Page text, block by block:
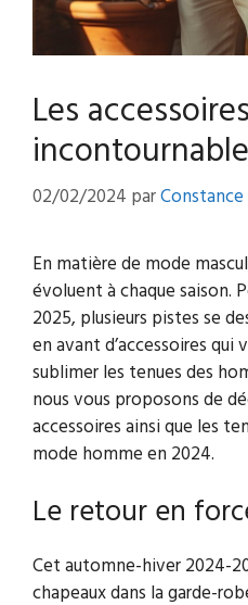
Les
02/02/2024 par
En matière de mode
évoluent à chaque saison.
2025, plusieurs pistes se
en avant d’accessoires
sublimer les tenues des
nous vous proposons de
accessoires ainsi que les
mode homme en 2024.
Le retour en
Cet automne-hiver 2024-
chapeaux dans la garde-